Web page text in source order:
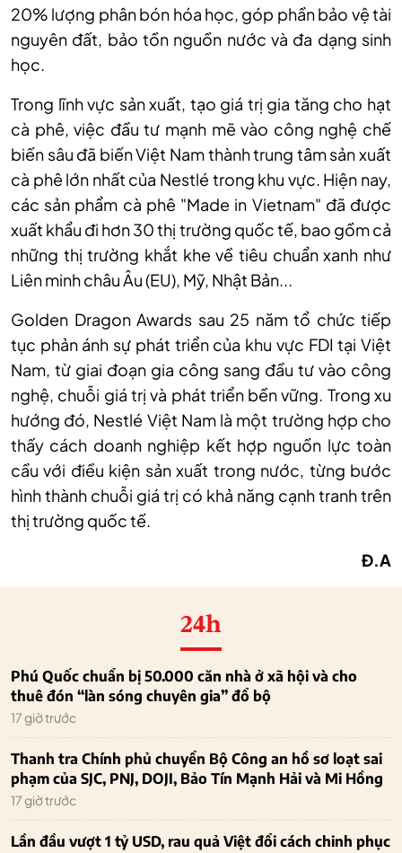
20% lượng phân bón hóa học, góp phần bảo vệ tài
nguyên đất, bảo tồn nguồn nước và đa dạng sinh
học.
Trong lĩnh vực sản xuất, tạo giá trị gia tăng cho hạt
cà phê, việc đầu tư mạnh mẽ vào công nghệ chế
biến sâu đã biến Việt Nam thành trung tâm sản xuất
cà phê lớn nhất của Nestlé trong khu vực. Hiện nay,
các sản phẩm cà phê "Made in Vietnam" đã được
xuất khẩu đi hơn 30 thị trường quốc tế, bao gồm cả
những thị trường khắt khe về tiêu chuẩn xanh như
Liên minh châu Âu (EU), Mỹ, Nhật Bản...
Golden Dragon Awards sau 25 năm tổ chức tiếp
tục phản ánh sự phát triển của khu vực FDI tại Việt
Nam, từ giai đoạn gia công sang đầu tư vào công
nghệ, chuỗi giá trị và phát triển bền vững. Trong xu
hướng đó, Nestlé Việt Nam là một trường hợp cho
thấy cách doanh nghiệp kết hợp nguồn lực toàn
cầu với điều kiện sản xuất trong nước, từng bước
hình thành chuỗi giá trị có khả năng cạnh tranh trên
thị trường quốc tế.
Đ.A
24h
Phú Quốc chuẩn bị 50.000 căn nhà ở xã hội và cho
thuê đón “làn sóng chuyên gia” đổ bộ
17 giờ trước
Thanh tra Chính phủ chuyển Bộ Công an hồ sơ loạt sai
phạm của SJC, PNJ, DOJI, Bảo Tín Mạnh Hải và Mi Hồng
17 giờ trước
Lần đầu vượt 1 tỷ USD, rau quả Việt đổi cách chinh phục